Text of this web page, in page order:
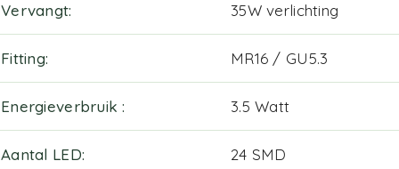
Vervangt 35W verlichting
Fitting MR16 / GU5.3
Energieverbruik 3.5 Watt
Aantal LED 24 SMD